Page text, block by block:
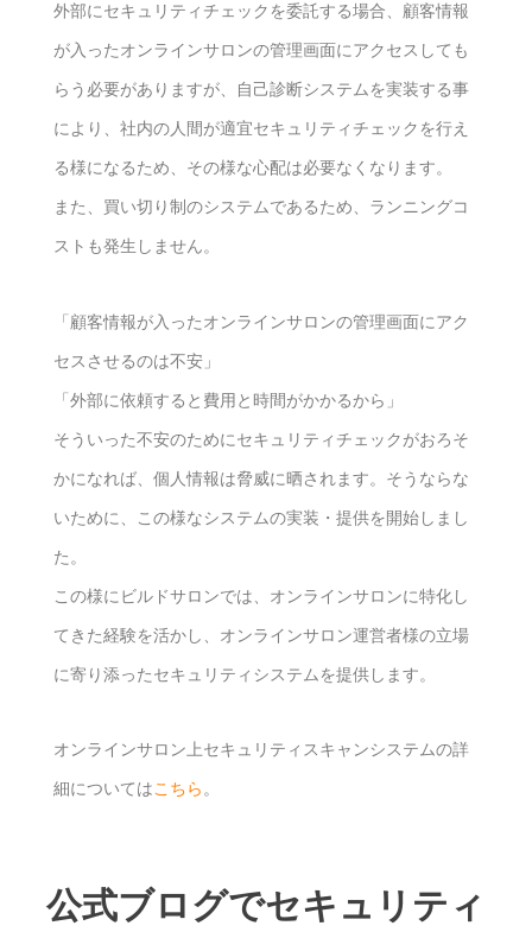
外部にセキュリティチェックを委託する場合、顧客情報
が入ったオンラインサロンの管理画面にアクセスしても
らう必要がありますが、自己診断システムを実装する事
により、社内の人間が適宜セキュリティチェックを行え
る様になるため、その様な心配は必要なくなります。
また、買い切り制のシステムであるため、ランニングコ
ストも発生しません。
「顧客情報が入ったオンラインサロンの管理画面にアク
セスさせるのは不安」
「外部に依頼すると費用と時間がかかるから」
そういった不安のためにセキュリティチェックがおろそ
かになれば、個人情報は脅威に晒されます。そうならな
いために、この様なシステムの実装・提供を開始しまし
た。
この様にビルドサロンでは、オンラインサロンに特化し
てきた経験を活かし、オンラインサロン運営者様の立場
に寄り添ったセキュリティシステムを提供します。
オンラインサロン上セキュリティスキャンシステムの詳
細についてはこちら 。
公式ブログでセキュリティ